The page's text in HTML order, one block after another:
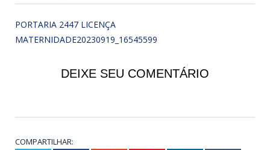
PORTARIA 2447 LICENÇA
MATERNIDADE20230919_16545599
DEIXE SEU COMENTÁRIO
COMPARTILHAR: